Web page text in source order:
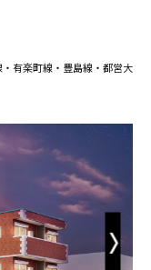
有楽町線・豊島線・都営大
Next